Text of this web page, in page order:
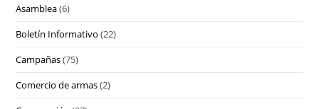
Asamblea(6)
Boletín Informativo (22)
Campañas(75)
Comercio de armas(2)